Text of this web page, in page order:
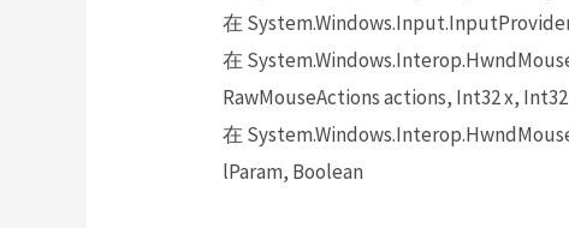
在
在
RawMouseActions actions, Int32 x,
在
lParam, Boolean